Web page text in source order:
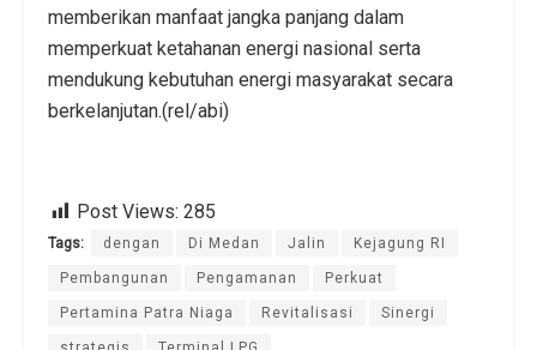
memberikan manfaat jangka panjang dalam
memperkuat ketahanan energi nasional serta
mendukung kebutuhan energi masyarakat secara
berkelanjutan.(rel/abi)
Post Views: 285
Tags: dengan Di Medan Jalin Kejagung RI
Pembangunan Pengamanan Perkuat
Pertamina Patra Niaga Revitalisasi Sinergi